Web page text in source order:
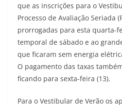
que as inscrições para o
Processo de Avaliação Seriada
prorrogadas para esta quarta-
temporal de sábado e ao
que ficaram sem energia
O pagamento das taxas
ficando para sexta-feira (13).
Para o Vestibular de Verão os